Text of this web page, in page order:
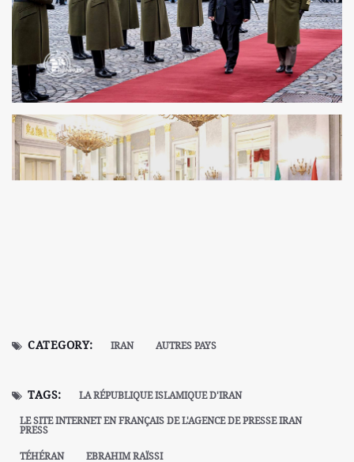
CATEGORY: IRAN AUTRES PAYS
TAGS:
LA RÉPUBLIQUE ISLAMIQUE D'IRAN
LE SITE INTERNET EN FRANÇAIS DE L'AGENCE DE PRESSE IRAN
PRESS
TÉHÉRAN
EBRAHIM RAÏSSI